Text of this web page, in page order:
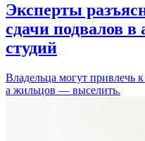
Эксперты
сдачи подвалов в
студий
Владельца могут привлечь
а жильцов — выселить.